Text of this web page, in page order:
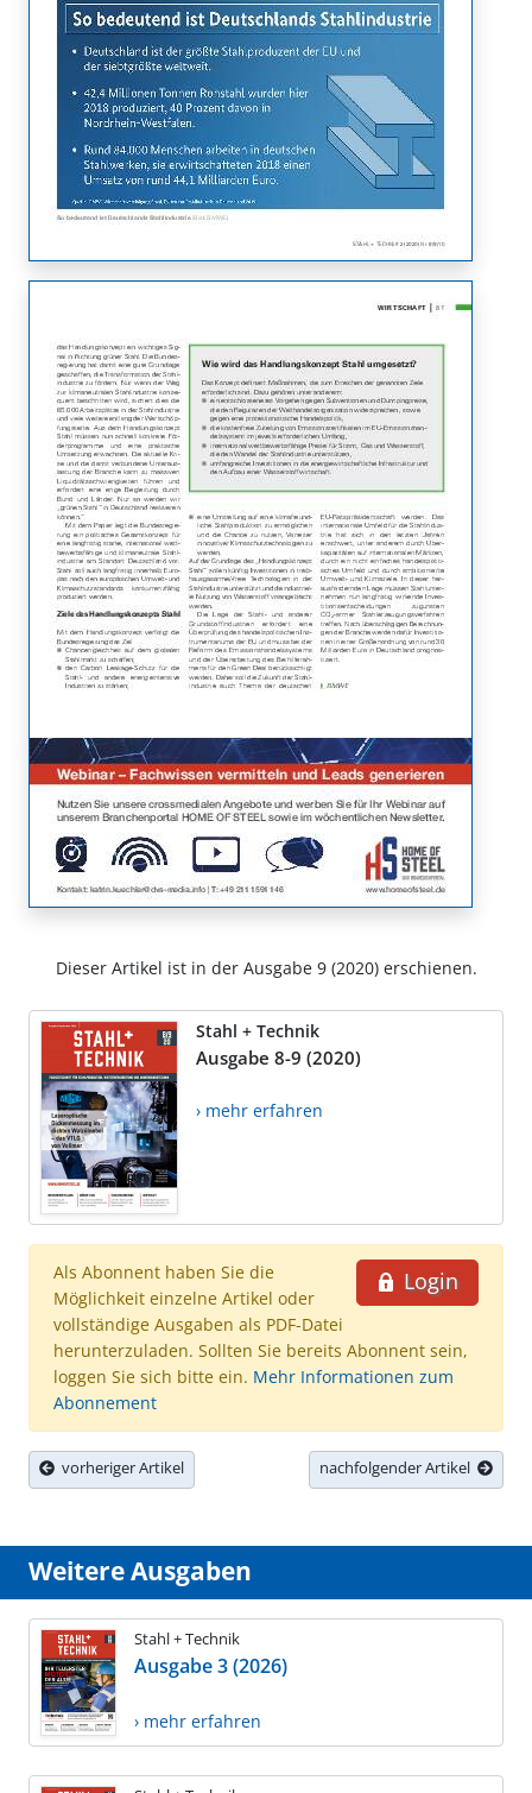
Dieser Artikel ist in der Ausgabe 9 (2020) erschienen.
Stahl + Technik
Ausgabe 8-9 (2020)
› mehr erfahren
Login
Als Abonnent haben Sie die
Möglichkeit einzelne Artikel oder
vollständige Ausgaben als PDF-Datei
herunterzuladen. Sollten Sie bereits Abonnent sein,
loggen Sie sich bitte ein. Mehr Informationen zum
Abonnement
vorheriger Artikel nachfolgender Artikel
Weitere Ausgaben
Stahl + Technik
Ausgabe 3 (2026)
› mehr erfahren